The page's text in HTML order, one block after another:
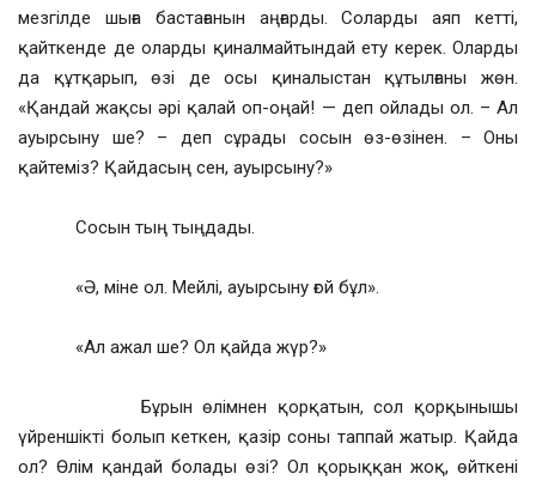
мезгілде шыға бастағанын аңғарды. Соларды аяп кетті,
қайткенде де оларды қиналмайтындай ету керек. Оларды
да құтқарып, өзі де осы қиналыстан құтылғаны жөн.
«Қандай жақсы әрі қалай оп-оңай! — деп ойлады ол. – Ал
ауырсыну ше? – деп сұрады сосын өз-өзінен. – Оны
қайтеміз? Қайдасың сен, ауырсыну?»
Сосын тың тыңдады.
«Ә, міне ол. Мейлі, ауырсыну ғой бұл».
«Ал ажал ше? Ол қайда жүр?»
Бұрын өлімнен қорқатын, сол қорқынышы
үйреншікті болып кеткен, қазір соны таппай жатыр. Қайда
ол? Өлім қандай болады өзі? Ол қорыққан жоқ, өйткені